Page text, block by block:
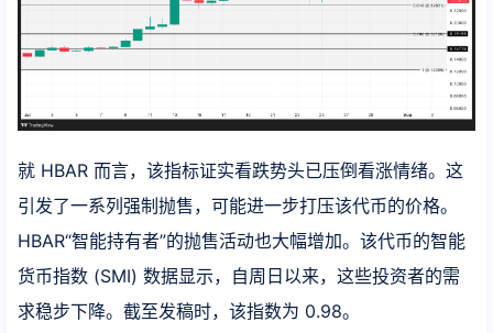
就 HBAR 而言，该指标证实看跌势头已压倒看涨情绪。这
引发了一系列强制抛售，可能进一步打压该代币的价格。
HBAR“智能持有者”的抛售活动也大幅增加。该代币的智能
货币指数 (SMI) 数据显示，自周日以来，这些投资者的需
求稳步下降。截至发稿时，该指数为 0.98。